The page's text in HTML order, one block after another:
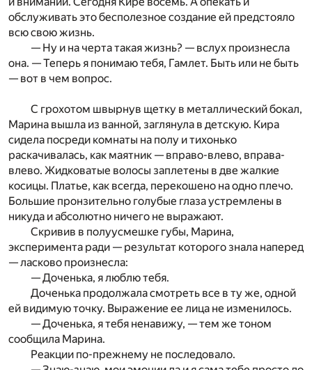
обслуживать это бесполезное создание ей предстояло
всю свою жизнь.
— Ну и на черта такая жизнь? — вслух произнесла
она. — Теперь я понимаю тебя, Гамлет. Быть или не быть
— вот в чем вопрос.
С грохотом швырнув щетку в металлический бокал,
Марина вышла из ванной, заглянула в детскую. Кира
сидела посреди комнаты на полу и тихонько
раскачивалась, как маятник — вправо-влево, вправа-
влево. Жидковатые волосы заплетены в две жалкие
косицы. Платье, как всегда, перекошено на одно плечо.
Большие пронзительно голубые глаза устремлены в
никуда и абсолютно ничего не выражают.
Скривив в полуусмешке губы, Марина,
эксперимента ради — результат которого знала наперед
— ласково произнесла:
— Доченька, я люблю тебя.
Доченька продолжала смотреть все в ту же, одной
ей видимую точку. Выражение ее лица не изменилось.
— Доченька, я тебя ненавижу, — тем же тоном
сообщила Марина.
Реакции по-прежнему не последовало.